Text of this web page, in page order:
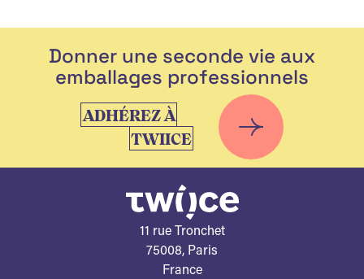
Donner une seconde vie aux
emballages professionnels
ADHÉREZ À
TWIICE
11 rue Tronchet
75008, Paris
France